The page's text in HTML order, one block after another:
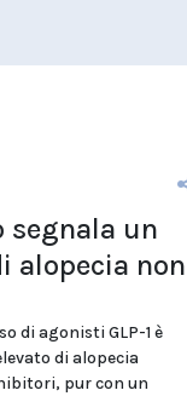
segnala un
alopecia non
di agonisti GLP-1 è
di alopecia
pur con un